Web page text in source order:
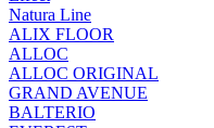
Natura Line
ALIX FLOOR
ALLOC
ALLOC ORIGINAL
GRAND AVENUE
BALTERIO